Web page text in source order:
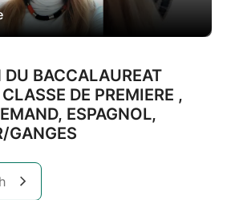
DU BACCALAUREAT
DE PREMIERE ,
ESPAGNOL,
GANGES